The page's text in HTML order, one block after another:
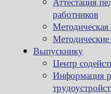
работников
Методическая
Выпускнику
Центр
Информация